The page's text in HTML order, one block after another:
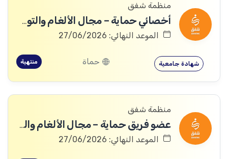
منظمة شفق
أخصائي حماية – مجال الألغام والتوعية منها
الموعد النهائي: 27/06/2026
شهادة جامعية حماة منتهية
منظمة شفق
عضو فريق حماية – مجال الألغام والتوعية منها
الموعد النهائي: 27/06/2026